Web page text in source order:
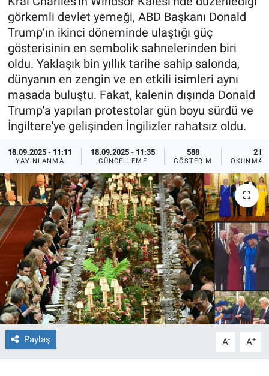
görkemli devlet yemeği, ABD Başkanı Donald
Trump’ın ikinci döneminde ulaştığı güç
gösterisinin en sembolik sahnelerinden biri
oldu. Yaklaşık bin yıllık tarihe sahip salonda,
dünyanın en zengin ve en etkili isimleri aynı
masada buluştu. Fakat, kalenin dışında Donald
Trump'a yapılan protestolar gün boyu sürdü ve
İngiltere'ye gelişinden İngilizler rahatsız oldu.
18.09.2025 - 11:11
YAYINLANMA
18.09.2025 - 11:35
GÜNCELLEME
588
GÖSTERIM
2 DK
OKUNMA
Paylaş A- A+
Dünya
Ege Saati
Ege'den Esintiler
Eğitim
Eğlence
Ekonomi
Forum
Gerçeğin İzinde
Gün Başlıyor
Gün Bitiyor
Gün Ortası
Gündem Özel
Spor
Yayın Akışı
İletişim
Son Dakika Haberleri
Haber Arşivi